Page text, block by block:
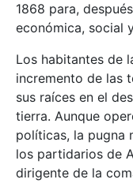
1868 para,
económica, social
Los habitantes de
incremento de las
sus raíces en el
tierra. Aunque
políticas, la pugna
los partidarios de
dirigente de la